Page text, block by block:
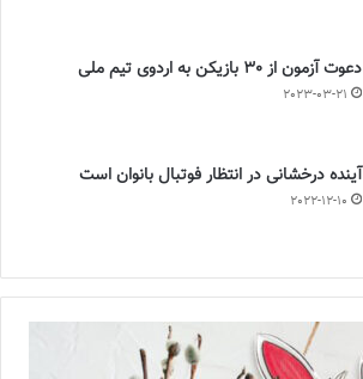
دعوت آزمون از 30 بازیکن به اردوی تیم ملی
2023-03-21
آینده درخشانی در انتظار فوتبال بانوان است
2022-12-10